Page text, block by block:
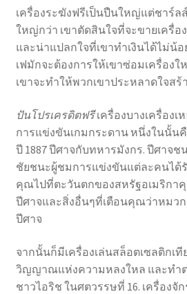
เครื่องระฆังฟรีเป็นปืนใหญ่แต่ชาร์ล
ใหญ่กว่า เขาตัดสินใจที่จะขายเครื่
และน่าแปลกใจที่เขาทําเงินได้ไม่น้
เฟมักจะต้องการให้เขาซ่อมเครื่อง
เขาจะทําให้พวกเขาประหลาดใจสร้
ปันโปรเครดิตฟรีเครื่องบางเครื่องเ
การแข่งขันเกมกระดาน หนึ่งในนั้น
ปี 1887 ปีศาจกับทหารมังกร. ปีศาจ
ชัยชนะผู้ชมการแข่งขันแต่ละคนได้
คุณไปที่ตะวันตกของสหรัฐอเมริกา
ปีศาจและสิ่งอื่นๆที่เตือนคุณว่าหมว
ปีศาจ
จากนั้นก็มีเครื่องเล่นสล็อตเซลติกเที
วิญญาณแห่งความหลงใหล และทํา
ชาวไอริช ในศตวรรษที่ 16. เครื่องจั